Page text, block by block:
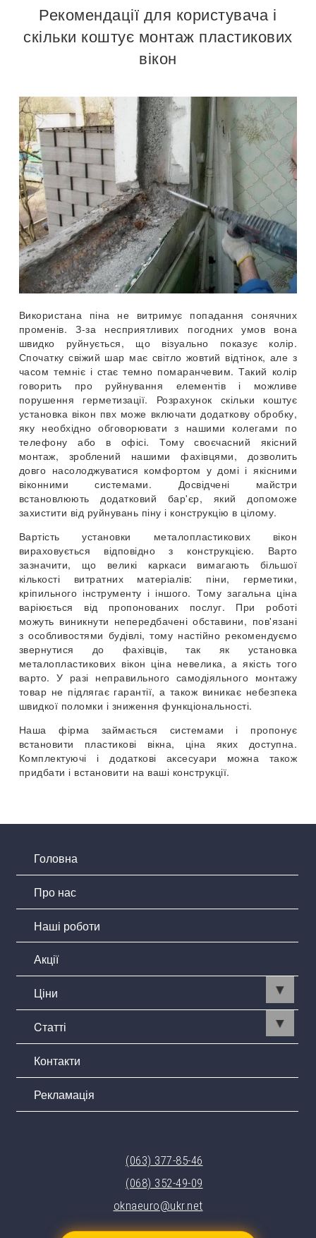
Рекомендації для користувача і
скільки коштує монтаж пластикових
вікон
Використана піна не витримує попадання сонячних
променів. З-за несприятливих погодних умов вона
швидко руйнується, що візуально показує колір.
Спочатку свіжий шар має світло жовтий відтінок, але з
часом темніє і стає темно помаранчевим. Такий колір
говорить про руйнування елементів і можливе
порушення герметизації. Розрахунок скільки коштує
установка вікон пвх може включати додаткову обробку,
яку необхідно обговорювати з нашими колегами по
телефону або в офісі. Тому своєчасний якісний
монтаж, зроблений нашими фахівцями, дозволить
довго насолоджуватися комфортом у домі і якісними
віконними системами. Досвідчені майстри
встановлюють додатковий бар'єр, який допоможе
захистити від руйнувань піну і конструкцію в цілому.
Вартість установки металопластикових вікон
вираховується відповідно з конструкцією. Варто
зазначити, що великі каркаси вимагають більшої
кількості витратних матеріалів: піни, герметики,
кріпильного інструменту і іншого. Тому загальна ціна
варіюється від пропонованих послуг. При роботі
можуть виникнути непередбачені обставини, пов'язані
з особливостями будівлі, тому настійно рекомендуємо
звернутися до фахівців, так як установка
металопластикових вікон ціна невелика, а якість того
варто. У разі неправильного самодіяльного монтажу
товар не підлягає гарантії, а також виникає небезпека
швидкої поломки і зниження функціональності.
Наша фірма займається системами і пропонує
встановити пластикові вікна, ціна яких доступна.
Комплектуючі і додаткові аксесуари можна також
придбати і встановити на ваші конструкції.
Головна
Про нас
Наші роботи
Акції
Ціни
Cтатті
Контакти
Рекламація
(063) 377-85-46
(068) 352-49-09
oknaeuro@ukr.net